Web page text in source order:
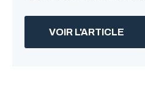
VOIR L'ARTICLE